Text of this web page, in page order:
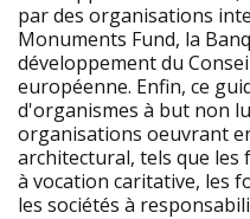
par des organisations
Monuments Fund, la
développement du
européenne. Enfin, ce
d'organismes à but non
organisations oeuvrant
architectural, tels que
à vocation caritative, les
les sociétés à